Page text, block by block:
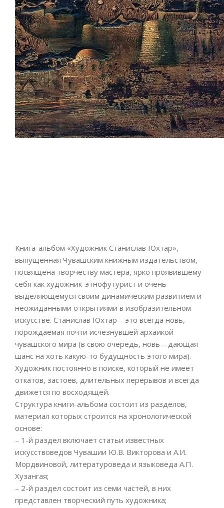
Книга-альбом «Художник Станислав Юхтар»,
выпущенная Чувашским книжным издательством,
посвящена творчеству мастера, ярко проявившему
себя как художник-этнофутурист и очень
выделяющемуся своим динамическим развитием и
неожиданными открытиями в изобразительном
искусстве. Станислав Юхтар – это всегда новь,
порождаемая почти исчезнувшей архаикой
чувашского мира (в свою очередь, новь – дающая
шанс на хоть какую-то будущность этого мира).
Художник постоянно в поиске, который не имеет
откатов, застоев, длительных перерывов и всегда
движется по восходящей.
Структура книги-альбома состоит из разделов,
материал которых строится на хронологической
основе:
– 1-й раздел включает статьи известных
искусствоведов Чувашии Ю.В. Викторова и А.И.
Мордвиновой, литературоведа и языковеда А.П.
Хузангая;
– 2-й раздел состоит из семи частей, в них
представлен творческий путь художника;